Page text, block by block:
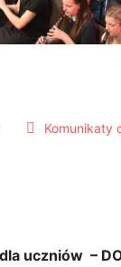
Komunikaty
uczniów –